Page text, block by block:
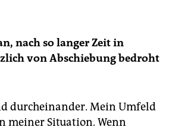
nach so langer Zeit in
von Abschiebung bedroht
durcheinander. Mein Umfeld
meiner Situation. Wenn